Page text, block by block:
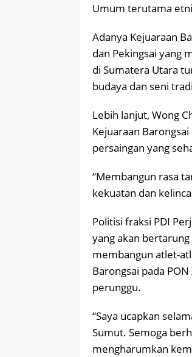
Umum terutama
Adanya Kejuaraan
dan Pekingsai yang
di Sumatera Utara
budaya dan seni
Lebih lanjut, Wong
Kejuaraan
persaingan yang
“Membangun rasa
kekuatan dan
Politisi fraksi PDI
yang akan
membangun atlet-
Barongsai pada
perunggu.
“Saya ucapkan
Sumut. Semoga
mengharumkan